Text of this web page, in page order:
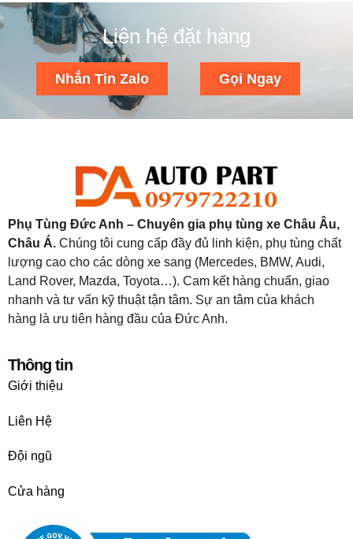
Liên hệ đặt hàng
Nhắn Tin Zalo Gọi Ngay
Phụ Tùng Đức Anh – Chuyên gia phụ tùng xe Châu Âu,
Châu Á. Chúng tôi cung cấp đầy đủ linh kiện, phụ tùng chất
lượng cao cho các dòng xe sang (Mercedes, BMW, Audi,
Land Rover, Mazda, Toyota…). Cam kết hàng chuẩn, giao
nhanh và tư vấn kỹ thuật tận tâm. Sự an tâm của khách
hàng là ưu tiên hàng đầu của Đức Anh.
Thông tin
Giới thiệu
Liên Hệ
Đội ngũ
Cửa hàng